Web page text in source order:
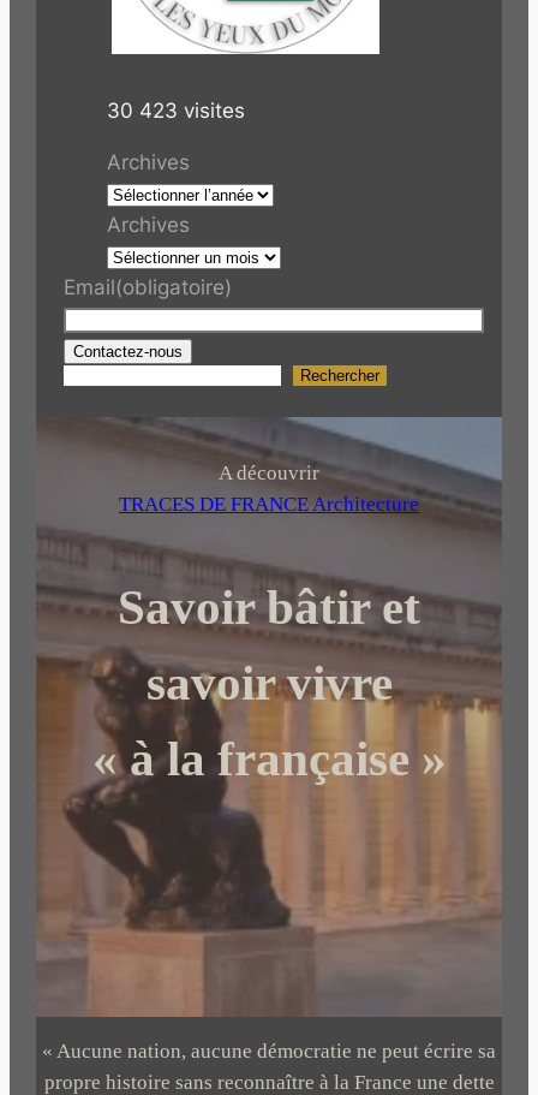
30 423 visites
Archives
Archives
Email(obligatoire)
Contactez-nous
r
h
r
Rechercher
A découvrir
TRACES DE FRANCE Architecture
Savoir bâtir et
savoir vivre
« à la française »
« Aucune nation, aucune démocratie ne peut écrire sa
propre histoire sans reconnaître à la France une dette